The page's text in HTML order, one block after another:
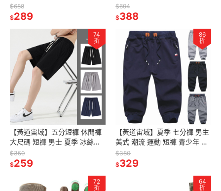
男士上衣 男裝 衣著唇色 V領 夏
季 穿著
$688
$289
曬衣物 運動外衣 輕便外套 運動
風格 穿搭
$694
$388
74
折
【黃道宙域】五分短褲 休閒褲
大尺碼 短褲 男士 夏季 冰絲超
薄 速乾 透氣 拉鍊口袋 短褲子
男
$350
$259
86
折
【黃道宙域】夏季 七分褲 男生
美式 潮流 運動 短褲 青少年 針
織 休閒褲 大碼 7分褲 男裝 鬆
緊 寬鬆 運動褲
$380
$329
72
折
64
折